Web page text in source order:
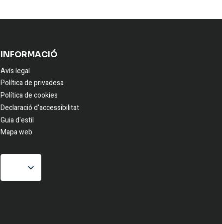
INFORMACIÓ
Avís legal
Política de privadesa
Política de cookies
Declaració d'accessibilitat
Guia d'estil
Mapa web